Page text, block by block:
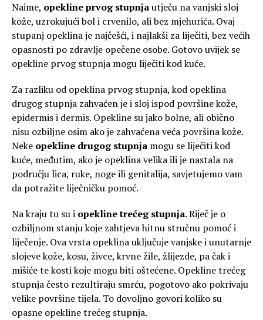
Naime, opekline prvog stupnjautječu na vanjski sloj
kože, uzrokujući bol i crvenilo, ali bez mjehurića. Ovaj
stupanj opeklina je najčešći, i najlakši za liječiti, bez većih
opasnosti po zdravlje opečene osobe. Gotovo uvijek se
opekline prvog stupnja mogu liječiti kod kuće.
Za razliku od opeklina prvog stupnja, kod opeklina
drugog stupnja zahvaćen je i sloj ispod površine kože,
epidermis i dermis. Opekline su jako bolne, ali obično
nisu ozbiljne osim ako je zahvaćena veća površina kože.
Neke opekline drugog stupnja mogu se liječiti kod
kuće, međutim, ako je opeklina velika ili je nastala na
području lica, ruke, noge ili genitalija, savjetujemo vam
da potražite liječničku pomoć.
Na kraju tu su i opekline trećeg stupnja. Riječ je o
ozbiljnom stanju koje zahtjeva hitnu stručnu pomoć i
liječenje. Ova vrsta opeklina uključuje vanjske i unutarnje
slojeve kože, kosu, živce, krvne žile, žlijezde, pa čak i
mišiće te kosti koje mogu biti oštećene. Opekline trećeg
stupnja često rezultiraju smrću, pogotovo ako pokrivaju
velike površine tijela. To dovoljno govori koliko su
opasne opekline trećeg stupnja.